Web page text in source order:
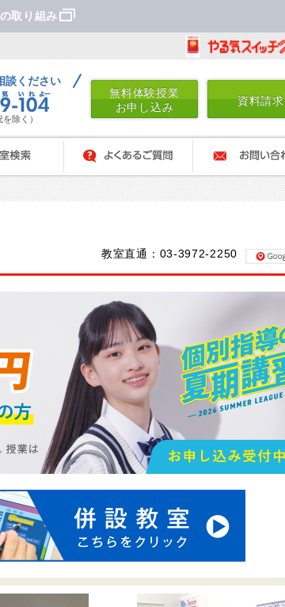
取り組み
談ください
除く）
無料体験授業
お申し込み
資料請求
よくあるご質問 お問い合わせ
教室直通：03-3972-2250